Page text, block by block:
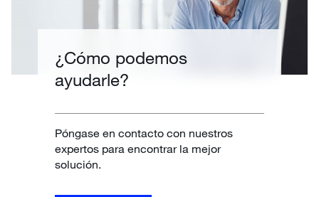
¿Cómo podemos
ayudarle?
Póngase en contacto con nuestros
expertos para encontrar la mejor
solución.